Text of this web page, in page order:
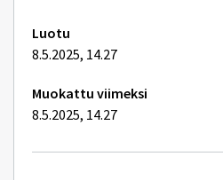
Luotu
8.5.2025, 14.27
Muokattu viimeksi
8.5.2025, 14.27